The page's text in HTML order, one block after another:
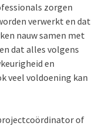
zorgen
verwerkt en dat
nauw samen met
dat alles volgens
en
veel voldoening kan
of